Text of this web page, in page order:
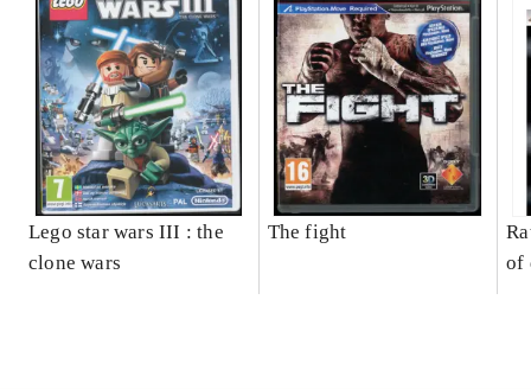
Lego star wars III : the
clone wars
The fight
of